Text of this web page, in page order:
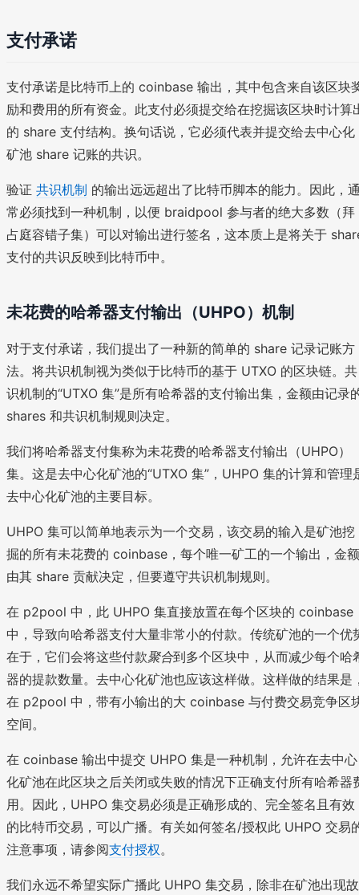
支付承诺
支付承诺是比特币上的 coinbase 输出，其中包含来自该区块
励和费用的所有资金。此支付必须提交给在挖掘该区块时计算
的 share 支付结构。换句话说，它必须代表并提交给去中心化
矿池 share 记账的共识。
验证 共识机制 的输出远远超出了比特币脚本的能力。因此，
常必须找到一种机制，以便 braidpool 参与者的绝大多数（拜
占庭容错子集）可以对输出进行签名，这本质上是将关于
支付的共识反映到比特币中。
未花费的哈希器支付输出（UHPO）机制
对于支付承诺，我们提出了一种新的简单的 share 记录记账方
法。将共识机制视为类似于比特币的基于 UTXO 的区块链。共
识机制的“UTXO 集”是所有哈希器的支付输出集，金额由记录
shares 和共识机制规则决定。
我们将哈希器支付集称为未花费的哈希器支付输出（UHPO）
集。这是去中心化矿池的“UTXO 集”，UHPO 集的计算和管理
去中心化矿池的主要目标。
UHPO 集可以简单地表示为一个交易，该交易的输入是矿池挖
掘的所有未花费的 coinbase，每个唯一矿工的一个输出，金额
由其 share 贡献决定，但要遵守共识机制规则。
在 p2pool 中，此 UHPO 集直接放置在每个区块的 coinbase
中，导致向哈希器支付大量非常小的付款。传统矿池的一个优
在于，它们会将这些付款聚合到多个区块中，从而减少每个哈
器的提款数量。去中心化矿池也应该这样做。这样做的结果是
在 p2pool 中，带有小输出的大 coinbase 与付费交易竞争区
空间。
在 coinbase 输出中提交 UHPO 集是一种机制，允许在去中心
化矿池在此区块之后关闭或失败的情况下正确支付所有哈希器
用。因此，UHPO 集交易必须是正确形成的、完全签名且有效
的比特币交易，可以广播。有关如何签名/授权此 UHPO 交易
注意事项，请参阅支付授权。
我们永远不希望实际广播此 UHPO 集交易，除非在矿池出现故